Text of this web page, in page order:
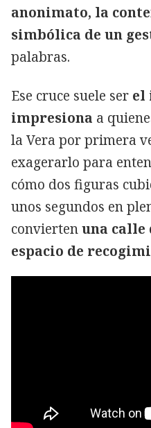
anonimato, la
simbólica de un
palabras.
Ese cruce suele ser el
impresiona a
la Vera por primera
exagerarlo para
cómo dos figuras
unos segundos en
conviertenuna calle
espacio de